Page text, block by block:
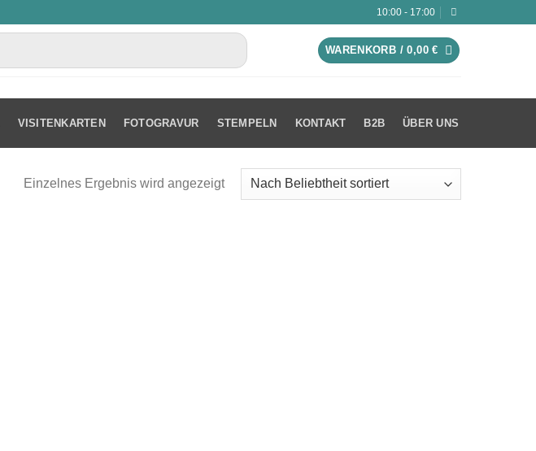
10:00 - 17:00
WARENKORB /0,00€
VISITENKARTEN FOTOGRAVUR STEMPELN KONTAKT B2B ÜBER UNS
Einzelnes Ergebnis wird angezeigt